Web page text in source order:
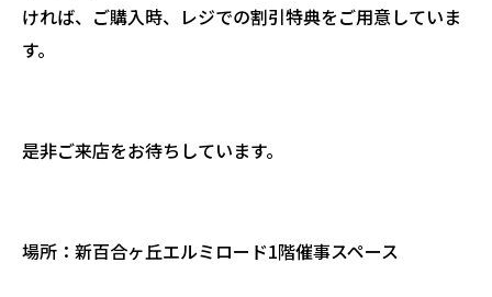
ければ、ご購入時、レジでの割引特典をご用意していま
す。
是非ご来店をお待ちしています。
場所：新百合ヶ丘エルミロード1階催事スペース